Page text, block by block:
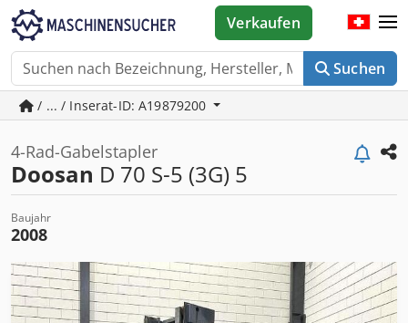
Suchen
Verkaufen
/ ... / Inserat-ID: A19879200
4-Rad-Gabelstapler
Doosan D 70 S-5 (3G) 5
Baujahr
2008